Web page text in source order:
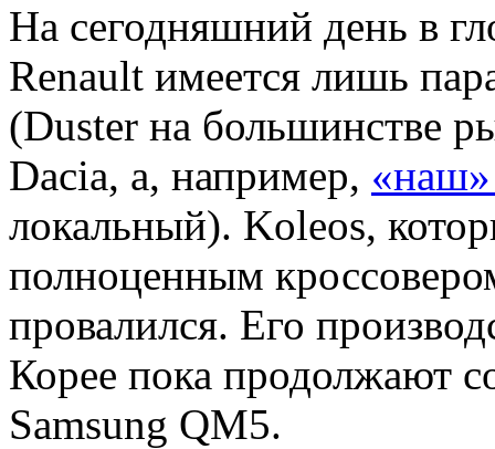
На сегодняшний день в
Renault имеется лишь
(Duster на большинстве
Dacia, а, например,
локальный). Koleos,
полноценным
провалился. Его
Корее пока продолжают
Samsung QM5.